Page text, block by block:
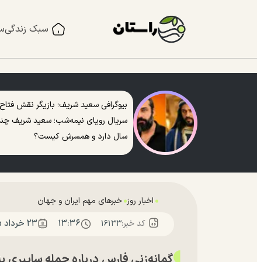
سبک زندگی
بیوگرافی سعید شریف؛ بازیگر نقش
سریال رویای نیمه‌شب؛ سعید شریف
سال دارد و همسرش کیست؟
اخبار روز خبرهای مهم ایران و جهان
کد خبر:۱۶۱۳۳ ۱۳:۳۶ ۲۳ خرداد ۱۴۰۵